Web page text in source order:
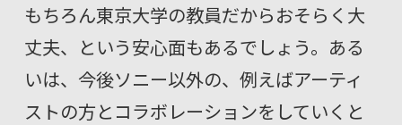
もちろん東京大学の教員だからおそらく大
丈夫、という安心面もあるでしょう。ある
いは、今後ソニー以外の、例えばアーティ
ストの方とコラボレーションをしていくと